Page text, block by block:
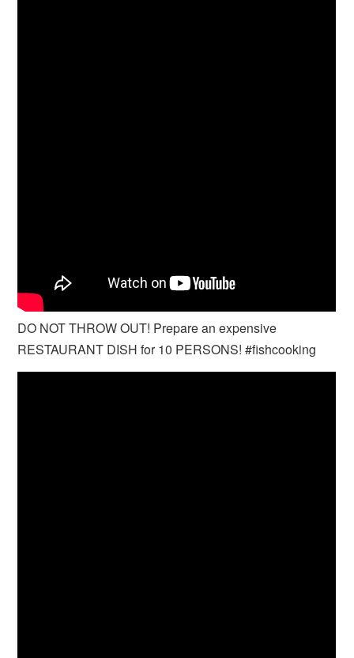
DO NOT THROW OUT! Prepare an expensive
RESTAURANT DISH for 10 PERSONS! #fishcooking